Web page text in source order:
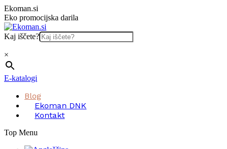
Skip
to
content
Ekoman.si
Eko promocijska darila
Kaj iščete?
×
E-katalogi
Blog
Ekoman DNK
Kontakt
Top Menu